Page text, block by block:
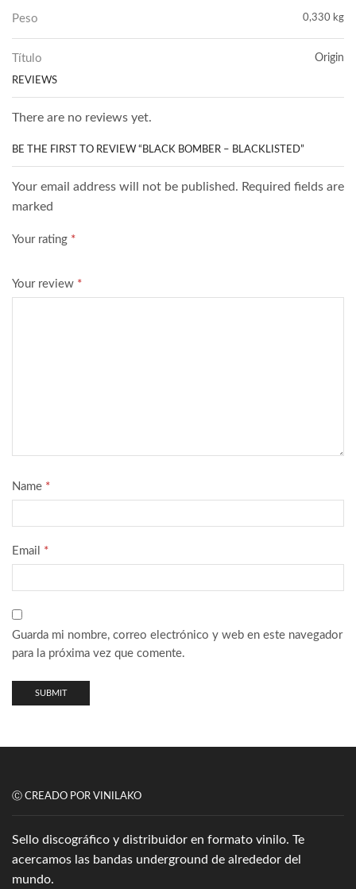
Peso 0,330 kg
Título Origin
REVIEWS
There are no reviews yet.
BE THE FIRST TO REVIEW “BLACK BOMBER – BLACKLISTED”
Your email address will not be published. Required fields are
marked
Your rating *
Your review *
Name *
Email *
Guarda mi nombre, correo electrónico y web en este navegador
para la próxima vez que comente.
Ⓒ CREADO POR VINILAKO
Sello discográfico y distribuidor en formato vinilo. Te
acercamos las bandas underground de alrededor del
mundo.